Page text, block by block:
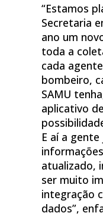
“Estamos
Secretaria
ano um
toda a
cada
bombeiro,
SAMU
aplicativo
E aí a
atualizado,
ser muito
integração
dados”,